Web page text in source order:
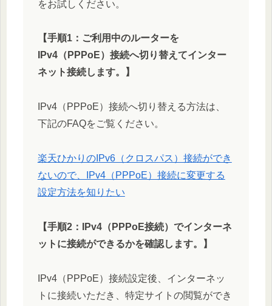
をお試しください。
【手順1：ご利用中のルーターを
IPv4（PPPoE）接続へ切り替えてインター
ネット接続します。】
IPv4（PPPoE）接続へ切り替える方法は、
下記のFAQをご覧ください。
楽天ひかりのIPv6（クロスパス）接続ができ
ないので、IPv4（PPPoE）接続に変更する
設定方法を知りたい
【手順2：IPv4（PPPoE接続）でインターネ
ットに接続ができるかを確認します。】
IPv4（PPPoE）接続設定後、インターネッ
トに接続いただき、特定サイトの閲覧ができ